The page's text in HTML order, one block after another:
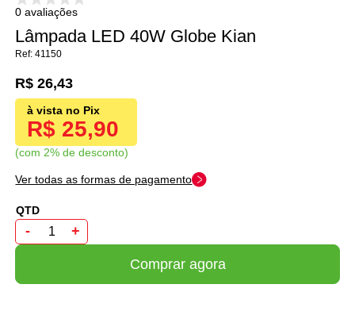
0 avaliações
Lâmpada LED 40W Globe Kian
41150
R$ 25,90
com 2% de desconto
R$ 26,43
Ver todas as formas de pagamento
- +
Comprar agora